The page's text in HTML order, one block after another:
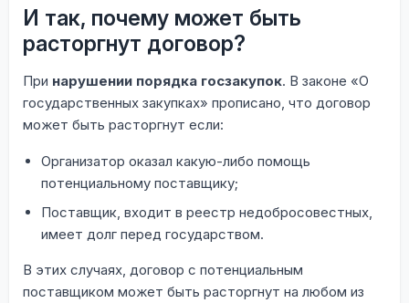
И так, почему может быть
расторгнут договор?
При нарушении порядка госзакупок. В законе «О
государственных закупках» прописано, что договор
может быть расторгнут если:
Организатор оказал какую-либо помощь
потенциальному поставщику;
Поставщик, входит в реестр недобросовестных,
имеет долг перед государством.
В этих случаях, договор с потенциальным
поставщиком может быть расторгнут на любом из